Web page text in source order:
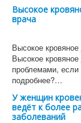
Высокое
врача
Высокое
Высокое
проблемами,
подробнее?…
У женщин
ведёт к более
заболеваний